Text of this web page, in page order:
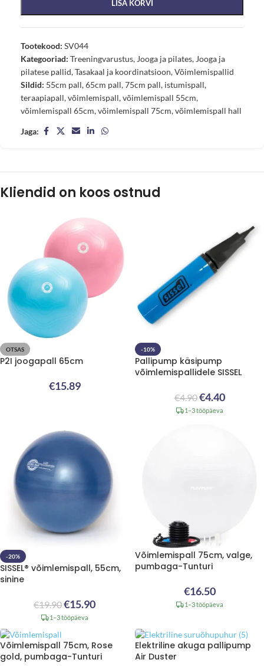
LISA KORVI
Tootekood: SV044
Kategooriad: Treeningvarustus, Jooga ja pilates, Jooga ja
pilatese pallid,Tasakaal ja koordinatsioon,Võimlemispallid
Sildid: 55cm pall,65cm pall,75cm pall, istumispall,
teraapiapall,võimlemispall,võimlemispall 55cm,
võimlemispall 65cm,võimlemispall 75cm,võimlemispall hall
Jaga:
Kliendid on koos ostnud
OTSAS
P2I joogapall 65cm
€15.89
-10%
Pallipump käsipump
võimlemispallidele SISSEL
€4.90€4.40
1–3 tööpäeva
-20%
SISSEL® võimlemispall, 55cm,
sinine
€19.90€15.90
1–3 tööpäeva
Võimlemispall 75cm, valge,
pumbaga-Tunturi
€16.50
1–3 tööpäeva
Võimlemispall 75cm, Rose
gold, pumbaga-Tunturi
Elektriline akuga pallipump
Air Duster